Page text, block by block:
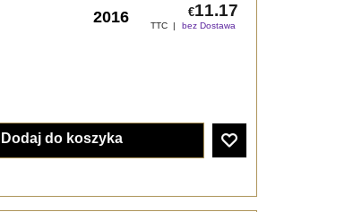
2016 €11.17
TTC bez Dostawa
Dodaj do koszyka